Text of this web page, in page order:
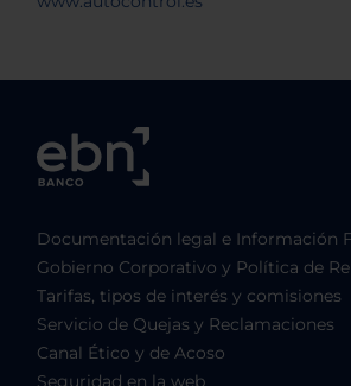
Documentación legal e Información
Gobierno Corporativo y Política de
Tarifas, tipos de interés y comisiones
Servicio de Quejas y Reclamaciones
Canal Ético y de Acoso
Seguridad en la web